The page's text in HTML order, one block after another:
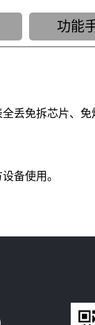
功能
免拆芯片、免
备使用。